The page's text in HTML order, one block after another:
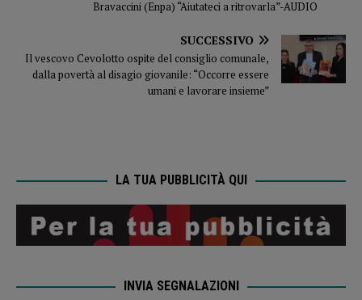
Bravaccini (Enpa) “Aiutateci a ritrovarla”-AUDIO
SUCCESSIVO
Il vescovo Cevolotto ospite del consiglio comunale,
dalla povertà al disagio giovanile: “Occorre essere
umani e lavorare insieme”
LA TUA PUBBLICITÀ QUI
INVIA SEGNALAZIONI